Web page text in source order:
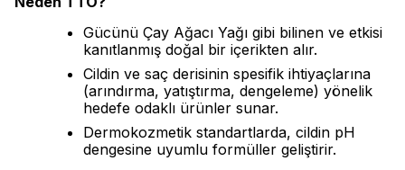
Gücünü Çay Ağacı Yağı gibi bilinen ve etkisi
kanıtlanmış doğal bir içerikten alır.
Cildin ve saç derisinin spesifik ihtiyaçlarına
(arındırma, yatıştırma, dengeleme) yönelik
hedefe odaklı ürünler sunar.
Dermokozmetik standartlarda, cildin pH
dengesine uyumlu formüller geliştirir.